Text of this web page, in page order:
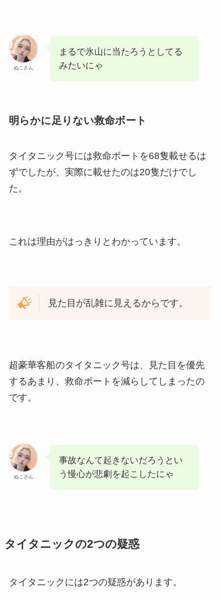
ぬこさん
まるで氷山に当たろうとしてる
みたいにゃ
明らかに足りない救命ボート
タイタニック号には救命ボートを68隻載せるは
ずでしたが、実際に載せたのは20隻だけでし
た。
これは理由がはっきりとわかっています。
見た目が乱雑に見えるからです。
超豪華客船のタイタニック号は、見た目を優先
するあまり、救命ボートを減らしてしまったの
です。
ぬこさん
事故なんて起きないだろうとい
う慢心が悲劇を起こしたにゃ
タイタニックの2つの疑惑
タイタニックには2つの疑惑があります。